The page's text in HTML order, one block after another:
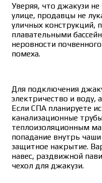
Уверяя, что джакузи
улице, продавцы не
уличных конструкций,
плавательными
неровности
помеха.
Для подключения
электричество и
Если СПА планируете
канализационные
теплоизоляционным
попадание внутрь
защитное накрытие.
навес, раздвижной
чехол для джакузи.